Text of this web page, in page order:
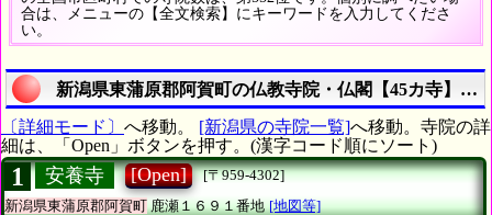
合は、メニューの【全文検索】にキーワードを入力してくださ
い。
新潟県東蒲原郡阿賀町の仏教寺院・仏閣【45カ寺】の
〔詳細モード〕 へ移動。 [新潟県の寺院一覧]へ移動。寺院の詳
細は、「Open」ボタンを押す。(漢字コード順にソート)
1 安養寺 [Open]
[〒959-4302]
新潟県東蒲原郡阿賀町鹿瀬１６９１番地 [地図等]